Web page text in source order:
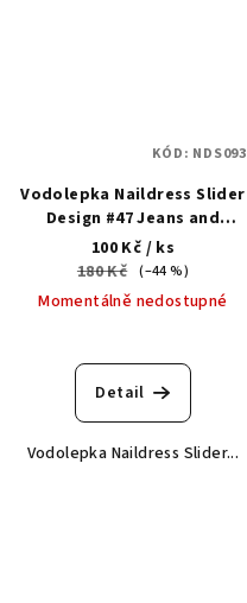
Vodolepka Naildress Slider
Design #47 Jeans and
graphics
100 Kč / ks
180 Kč (–44 %)
Momentálně nedostupné
Detail
Vodolepka Naildress Slider...
KÓD: NDS093